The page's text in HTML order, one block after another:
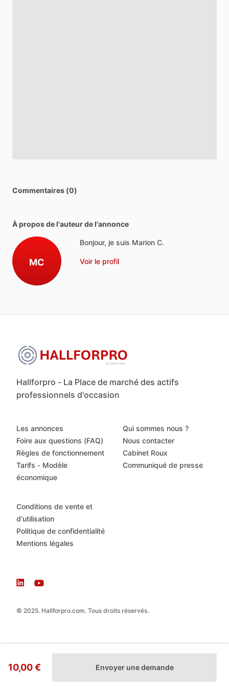
Commentaires (0)
À propos de l'auteur de l'annonce
MC
Bonjour, je suis Marion C.
Voir le profil
10,00 € Envoyer une demande
Hallforpro - La Place de marché des actifs
professionnels d'occasion
© 2025. Hallforpro.com. Tous droits réservés.
Les annonces
Foire aux questions (FAQ)
Règles de fonctionnement
Tarifs - Modèle
économique
Qui sommes nous ?
Nous contacter
Cabinet Roux
Communiqué de presse
Conditions de vente et
d'utilisation
Politique de confidentialité
Mentions légales